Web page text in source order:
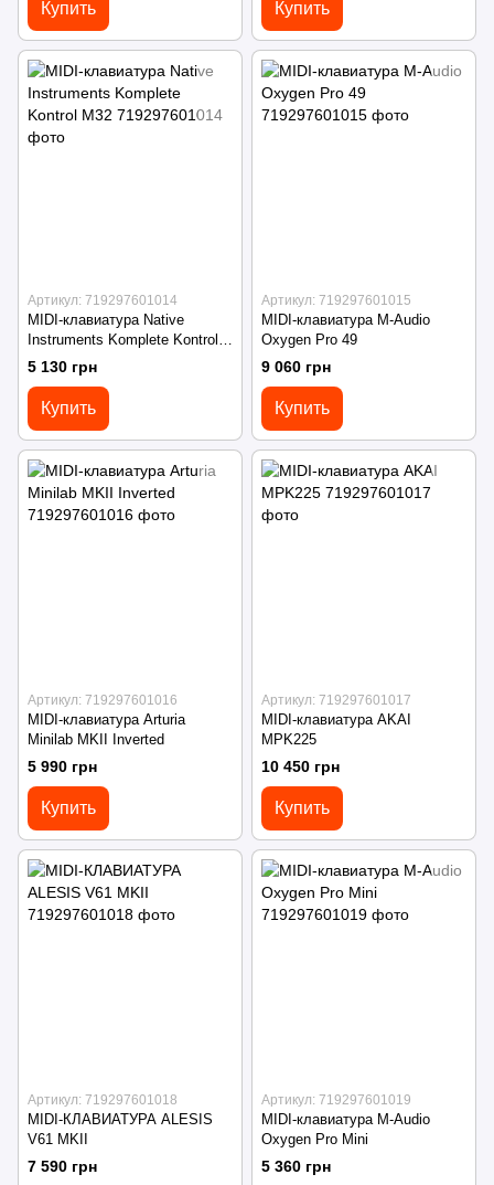
Купить Купить
Артикул: 719297601014
MIDI-клавиатура Native
Instruments Komplete Kontrol
M32
5 130 грн
Купить
Артикул: 719297601015
MIDI-клавиатура M-Audio
Oxygen Pro 49
9 060 грн
Купить
Артикул: 719297601016
MІDІ-клавиатура Arturia
Minilab MKII Inverted
5 990 грн
Купить
Артикул: 719297601017
MIDI-клавиатура AKAI
MPK225
10 450 грн
Купить
Артикул: 719297601018
MIDI-КЛАВИАТУРА ALESIS
V61 MKII
7 590 грн
Артикул: 719297601019
MIDI-клавиатура M-Audio
Oxygen Pro Mini
5 360 грн